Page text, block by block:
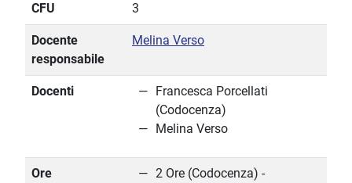
CFU 3
Docente
responsabile
Melina Verso
Docenti
Francesca Porcellati
(Codocenza)
Melina Verso
Ore
2 Ore (Codocenza) -